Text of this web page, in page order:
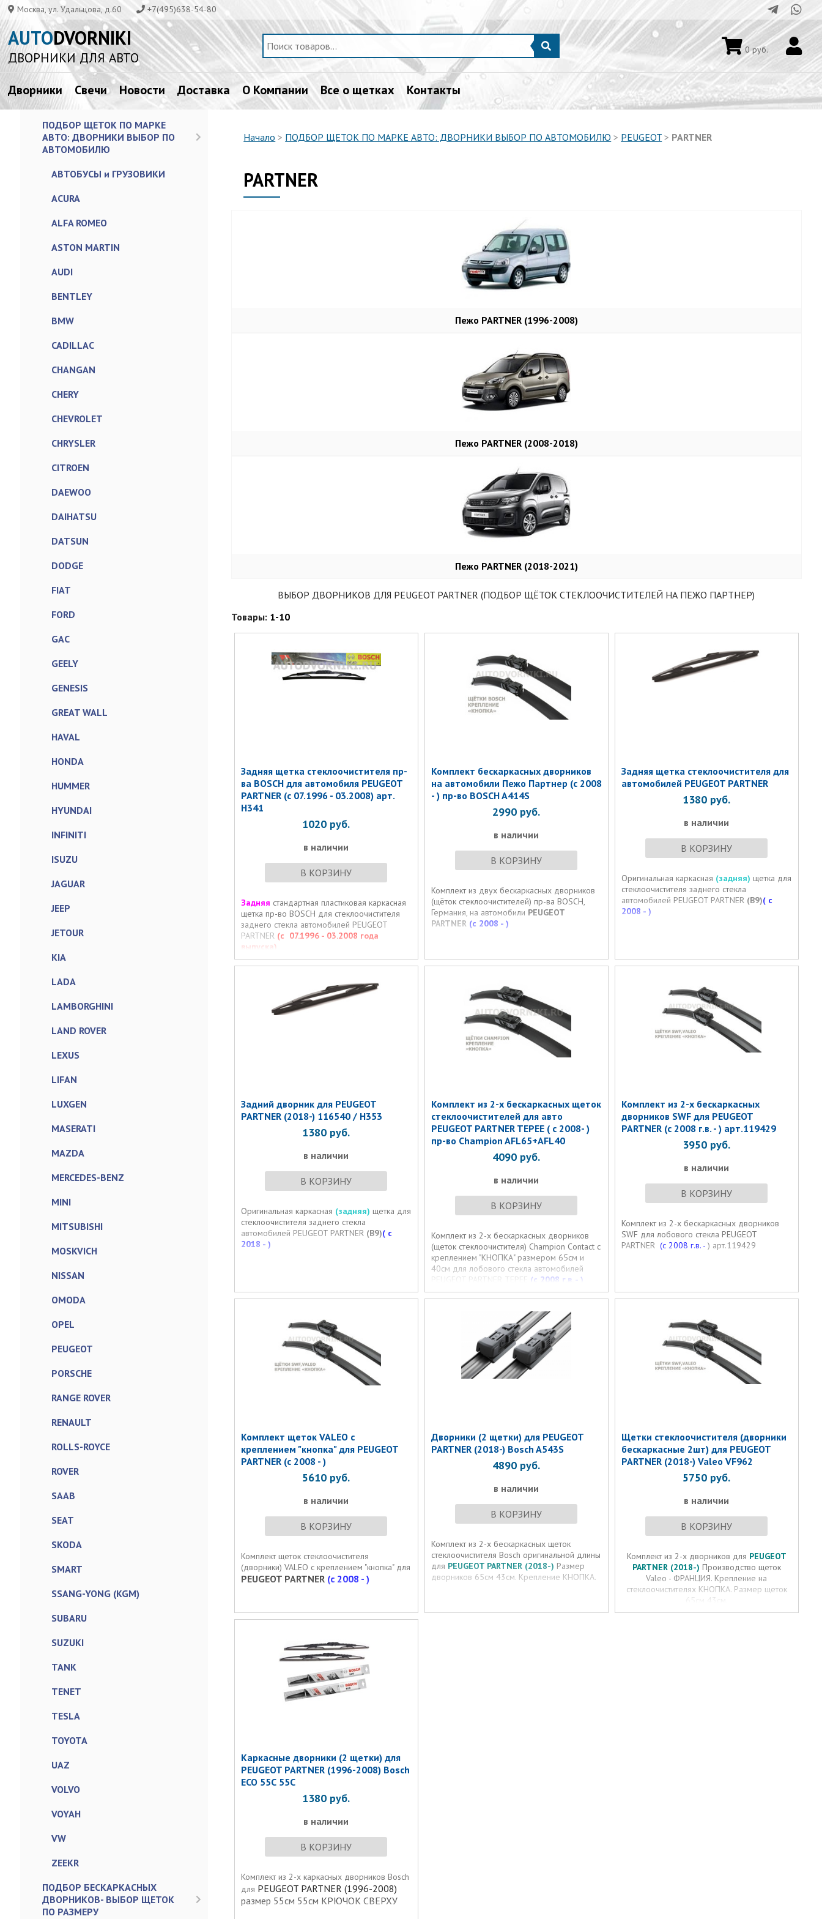
Москва, ул. Удальцова, д.60 +7(495)638-54-80
AUTODVORNIKI
ДВОРНИКИ ДЛЯ АВТО 0руб.
Дворники Свечи Новости Доставка О Компании Все о щетках Контакты
ПОДБОР ЩЕТОК ПО МАРКЕ
АВТО: ДВОРНИКИ ВЫБОР ПО
АВТОМОБИЛЮ
АВТОБУСЫ и ГРУЗОВИКИ
ACURA
ALFA ROMEO
ASTON MARTIN
AUDI
BENTLEY
BMW
CADILLAC
CHANGAN
CHERY
CHEVROLET
CHRYSLER
CITROEN
DAEWOO
DAIHATSU
DATSUN
DODGE
FIAT
FORD
GAC
GEELY
GENESIS
GREAT WALL
HAVAL
HONDA
HUMMER
HYUNDAI
INFINITI
ISUZU
JAGUAR
JEEP
JETOUR
KIA
LADA
LAMBORGHINI
LAND ROVER
LEXUS
LIFAN
LUXGEN
MASERATI
MAZDA
MERCEDES-BENZ
MINI
MITSUBISHI
MOSKVICH
NISSAN
OMODA
OPEL
PEUGEOT
PORSCHE
RANGE ROVER
RENAULT
ROLLS-ROYCE
ROVER
SAAB
SEAT
SKODA
SMART
SSANG-YONG (KGM)
SUBARU
SUZUKI
TANK
TENET
TESLA
TOYOTA
UAZ
VOLVO
VOYAH
VW
ZEEKR
ПОДБОР БЕСКАРКАСНЫХ
ДВОРНИКОВ- ВЫБОР ЩЕТОК
ПО РАЗМЕРУ
Начало > ПОДБОР ЩЕТОК ПО МАРКЕ АВТО: ДВОРНИКИ ВЫБОР ПО АВТОМОБИЛЮ > PEUGEOT > PARTNER
PARTNER
Пежо PARTNER (1996-2008)
Пежо PARTNER (2008-2018)
Пежо PARTNER (2018-2021)
ВЫБОР ДВОРНИКОВ ДЛЯ PEUGEOT PARTNER (ПОДБОР ЩЁТОК СТЕКЛООЧИСТИТЕЛЕЙ НА ПЕЖО ПАРТНЕР)
Товары: 1-10
Задняя щетка стеклоочистителя пр-
ва BOSCH для автомобиля PEUGEOT
PARTNER (с 07.1996 - 03.2008) арт.
H341
1020 руб.
в наличии
В КОРЗИНУ
Задняя стандартная пластиковая каркасная
щетка пр-во BOSCH для стеклоочистителя
заднего стекла автомобилей PEUGEOT
PARTNER (с 07.1996 - 03.2008 года
выпуска)
Комплект бескаркаcных дворников
на автомобили Пежо Партнер (c 2008
- ) пр-во BOSCH A414S
2990 руб.
в наличии
В КОРЗИНУ
Комплект из двух бескаркаcных дворников
(щёток стеклоочистителей) пр-ва BOSCH,
Германия, на автомобили PEUGEOT
PARTNER (c 2008 - )
Задняя щетка стеклоочистителя для
автомобилей PEUGEOT PARTNER
1380 руб.
в наличии
В КОРЗИНУ
Оригинальная каркасная (задняя) щетка для
стеклоочистителя заднего стекла
автомобилей PEUGEOT PARTNER (B9)( с
2008 - )
Задний дворник для PEUGEOT
PARTNER (2018-) 116540 / H353
1380 руб.
в наличии
В КОРЗИНУ
Оригинальная каркасная (задняя) щетка для
стеклоочистителя заднего стекла
автомобилей PEUGEOT PARTNER (B9)( с
2018 - )
Комплект из 2-х бескаркасных щеток
стеклоочистителей для авто
PEUGEOT PARTNER TEPEE ( с 2008- )
пр-во Champion AFL65+AFL40
4090 руб.
в наличии
В КОРЗИНУ
Комплект из 2-х бескаркасных дворников
(щеток стеклоочистителя) Champion Contact с
креплением "КНОПКА" размером 65см и
40см для лобового стекла автомобилей
PEUGEOT PARTNER TEPEE (с 2008 г.в. - )
Комплект из 2-х бескаркасных
дворников SWF для PEUGEOT
PARTNER (с 2008 г.в. - ) арт.119429
3950 руб.
в наличии
В КОРЗИНУ
Комплект из 2-х бескаркасных дворников
SWF для лобового стекла PEUGEOT
PARTNER (с 2008 г.в. - ) арт.119429
Комплект щеток VALEO с
креплением "кнопка" для PEUGEOT
PARTNER (c 2008 - )
5610 руб.
в наличии
В КОРЗИНУ
Комплект щеток стеклоочистителя
(дворники) VALEO с креплением "кнопка" для
PEUGEOT PARTNER(c 2008 - )
Дворники (2 щетки) для PEUGEOT
PARTNER (2018-) Bosch A543S
4890 руб.
в наличии
В КОРЗИНУ
Комплект из 2-х бескаркасных щеток
стеклоочистителя Bosch оригинальной длины
для PEUGEOT PARTNER (2018-) Размер
дворников 65см 43см. Крепление КНОПКА.
Щетки стеклоочистителя (дворники
бескаркасные 2шт) для PEUGEOT
PARTNER (2018-) Valeo VF962
5750 руб.
в наличии
В КОРЗИНУ
Комплект из 2-х дворников для PEUGEOT
PARTNER (2018-) Производство щеток
Valeo - ФРАНЦИЯ. Крепление на
стеклоочистителях КНОПКА. Размер щеток
65см 43см.
Каркасные дворники (2 щетки) для
PEUGEOT PARTNER (1996-2008) Bosch
ECO 55С 55С
1380 руб.
в наличии
В КОРЗИНУ
Комплект из 2-х каркасных дворников Bosch
для PEUGEOT PARTNER (1996-2008)
размер 55см 55см КРЮЧОК СВЕРХУ